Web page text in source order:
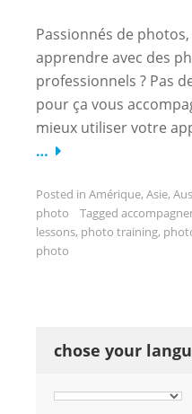
Passionnés de
apprendre avec des
professionnels ? Pas
pour ça vous
mieux utiliser votre
…
Posted in Amérique, Asie,
photo
Tagged
lessons, photo training,
photo
chose your